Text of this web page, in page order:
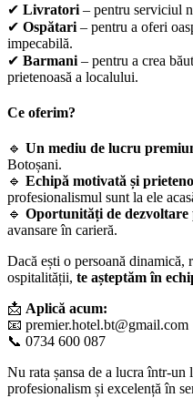
✔ Livratori – pentru serviciul
✔ Ospătari – pentru a oferi
impecabilă.
✔ Barmani – pentru a crea
prietenoasă a localului.
Ce oferim?
🔹 Un mediu de lucru
Botoșani.
🔹 Echipă motivată și
profesionalismul sunt la ele
🔹 Oportunități de dezvoltare
avansare în carieră.
Dacă ești o persoană dinamică,
ospitalității, te așteptăm în
📩 Aplică acum:
📧 premier.hotel.bt@gmail.com
📞 0734 600 087
Nu rata șansa de a lucra într-un
profesionalism și excelență în